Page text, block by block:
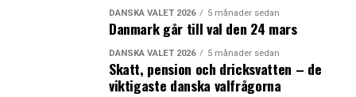
DANSKA VALET 2026 5 månader sedan
Danmark går till val den 24 mars
DANSKA VALET 2026 5 månader sedan
Skatt, pension och dricksvatten – de
viktigaste danska valfrågorna